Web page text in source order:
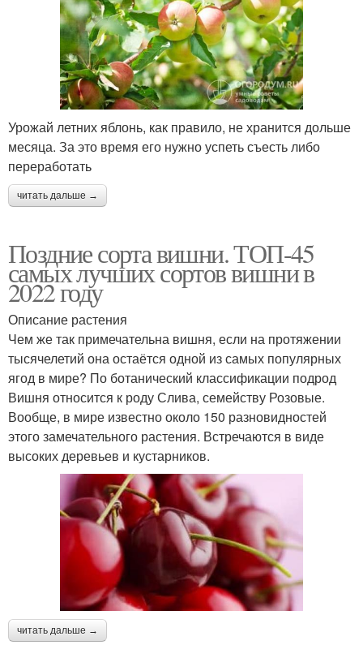
Урожай летних яблонь, как правило, не хранится дольше
месяца. За это время его нужно успеть съесть либо
переработать
читать дальше →
Поздние сорта вишни. ТОП-45
самых лучших сортов вишни в
2022 году
Описание растения
Чем же так примечательна вишня, если на протяжении
тысячелетий она остаётся одной из самых популярных
ягод в мире? По ботанический классификации подрод
Вишня относится к роду Слива, семейству Розовые.
Вообще, в мире известно около 150 разновидностей
этого замечательного растения. Встречаются в виде
высоких деревьев и кустарников.
читать дальше →